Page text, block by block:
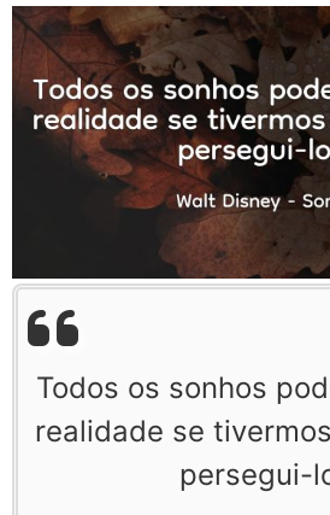
Todos os sonhos
realidade se
persegui-